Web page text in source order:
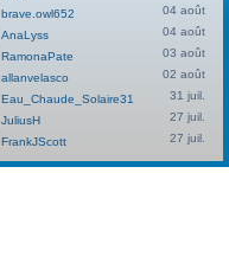
brave.owl652
04 août
AnaLyss
04 août
RamonaPate
03 août
allanvelasco
02 août
Eau_Chaude_Solaire31
31 juil.
JuliusH
27 juil.
FrankJScott
27 juil.